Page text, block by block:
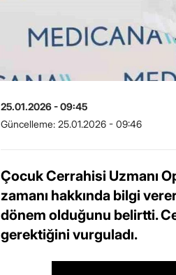
25.01.2026 - 09:45
Güncelleme: 25.01.2026 - 09:46
Çocuk Cerrahisi Uzmanı
zamanı hakkında bilgi
dönem olduğunu belirtti.
gerektiğini vurguladı.